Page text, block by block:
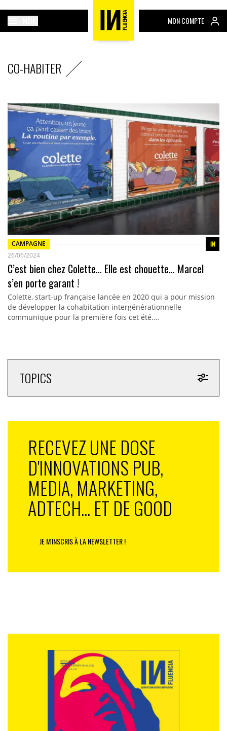
MON COMPTE
CO-HABITER
CAMPAGNE
26/06/2024
C’est bien chez Colette… Elle est chouette… Marcel
s’en porte garant !
Colette, start-up française lancée en 2020 qui a pour mission
de développer la cohabitation intergénérationnelle
communique pour la première fois cet été.…
TOPICS
RECEVEZ UNE DOSE
D'INNOVATIONS PUB,
MEDIA, MARKETING,
ADTECH... ET DE GOOD
JE M'INSCRIS À LA NEWSLETTER !